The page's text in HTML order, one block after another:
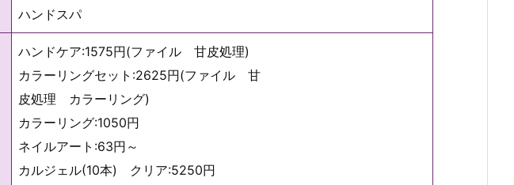
ハンドスパ
ハンドケア:1575円(ファイル 甘皮処理)
カラーリングセット:2625円(ファイル 甘
皮処理 カラーリング)
カラーリング:1050円
ネイルアート:63円～
カルジェル(10本) クリア:5250円